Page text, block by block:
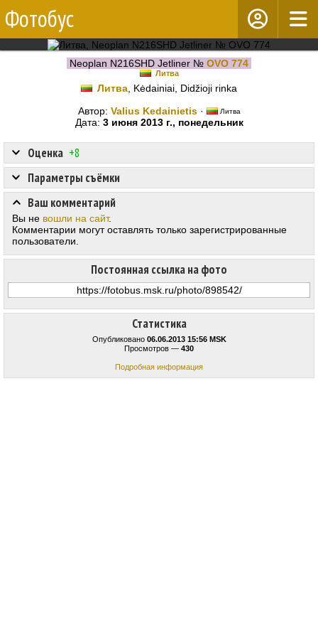
Фотобус
Neoplan N216SHD Jetliner № OVO 774
Литва
Литва , Kėdainiai, Didžioji rinka
Автор: Valius Kedainietis· Литва
Дата: 3 июня 2013 г., понедельник
Статистика
Опубликовано 06.06.2013 15:56 MSK
Просмотров — 430
Подробная информация
Оценка +8
Постоянная ссылка на фото
Параметры съёмки
Ваш комментарий
Вы не вошли на сайт.
Комментарии могут оставлять только зарегистрированные
пользователи.